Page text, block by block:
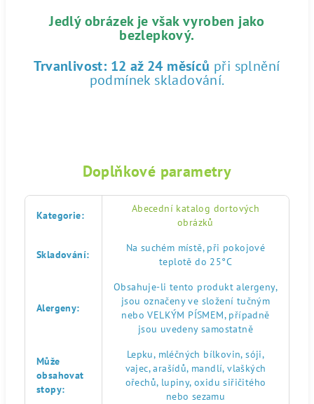
Jedlý obrázek je však vyroben jako
bezlepkový.
Trvanlivost: 12 až 24 měsíců při splnění
podmínek skladování.
Doplňkové parametry
Kategorie:
Abecední katalog dortových
obrázků
Skladování:
Na suchém místě, při pokojové
teplotě do 25°C
Alergeny:
Obsahuje-li tento produkt alergeny,
jsou označeny ve složení tučným
nebo VELKÝM PÍSMEM, případně
jsou uvedeny samostatně
Může
obsahovat
stopy:
Lepku, mléčných bílkovin, sóji,
vajec, arašídů, mandlí, vlaškých
ořechů, lupiny, oxidu siřičitého
nebo sezamu